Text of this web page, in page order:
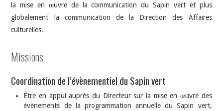
la mise en œuvre de la communication du Sapin vert et plus
globalement la communication de la Direction des Affaires
culturelles.
Missions
Coordination de l’évènementiel du Sapin vert
Être en appui auprès du Directeur sur la mise en œuvre des
évènements de la programmation annuelle du Sapin vert,